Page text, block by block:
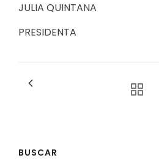
JULIA QUINTANA
PRESIDENTA
BUSCAR